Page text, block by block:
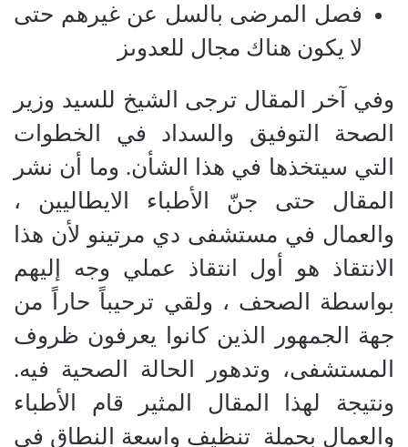
فصل المرضى بالسل عن غيرهم حتى
لا يكون هناك مجال للعدوىز
وفي آخر المقال ترجى الشيخ للسيد وزير
الصحة التوفيق والسداد في الخطوات
التي سيتخذها في هذا الشأن. وما أن نشر
المقال حتى جنّ الأطباء الايطاليين ،
والعمال في مستشفى دي مرتينو لأن هذا
الانتقاذ هو أول انتقاذ عملي وجه إليهم
بواسطة الصحف ، ولقي ترحيباً حاراً من
جهة الجمهور الذين كانوا يعرفون ظروف
المستشفى، وتدهور الحالة الصحية فيه.
ونتيجة لهذا المقال المثير قام الأطباء
والعمال بحملة تنظيف واسعة النطاق في